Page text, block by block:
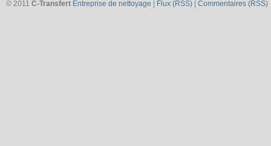
© 2011 C-Transfert Entreprise de nettoyage Flux (RSS) Commentaires (RSS)